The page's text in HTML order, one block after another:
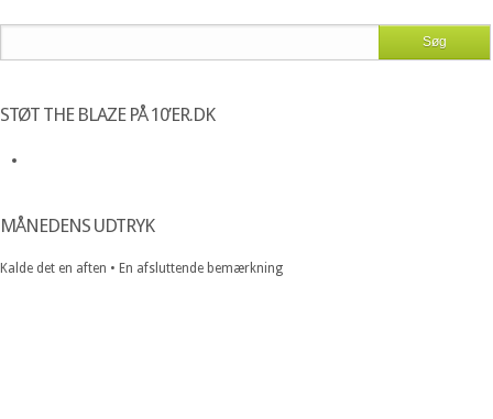
STØT THE BLAZE PÅ 10’ER.DK
MÅNEDENS UDTRYK
Kalde det en aften • En afsluttende bemærkning